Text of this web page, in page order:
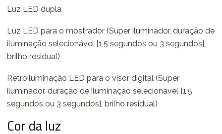
Luz LED dupla
Luz LED para o mostrador (Super iluminador, duração de
iluminação selecionável [1,5 segundos ou 3 segundos],
brilho residual)
Retroiluminação LED para o visor digital (Super
iluminador, duração de iluminação selecionável [1,5
segundos ou 3 segundos], brilho residual)
Cor da luz